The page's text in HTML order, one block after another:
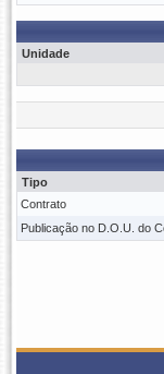
Unidade
Tipo
Contrato
Publicação no D.O.U. do